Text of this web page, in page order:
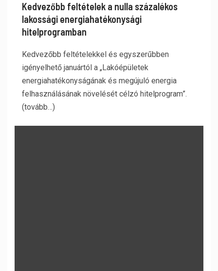
Kedvezőbb feltételek a nulla százalékos
lakossági energiahatékonysági
hitelprogramban
Kedvezőbb feltételekkel és egyszerűbben
igényelhető januártól a „Lakóépületek
energiahatékonyságának és megújuló energia
felhasználásának növelését célzó hitelprogram”.
(tovább…)